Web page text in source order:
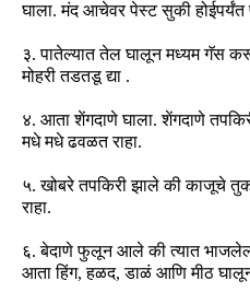
घाला.मंद आचेवर पेस्ट सुकी होईपर्यंत
३.पातेल्यात तेल घालून मध्यम गॅस
मोहरी तडतडू द्या .
४. आता शेंगदाणे घाला.शेंगदाणे
मधे मधे ढवळत राहा.
५.खोबरे तपकिरी झाले की काजूचे
राहा.
६.बेदाणे फुलून आले की त्यात
आता हिंग,हळद,डाळं आणि मीठ